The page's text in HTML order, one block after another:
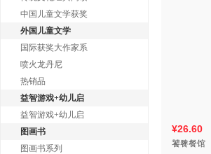
中国儿童文学获奖
外国儿童文学
国际获奖大作家系
喷火龙丹尼
热销品
益智游戏+幼儿启
益智游戏+幼儿启
图画书
图画书系列
¥26.60
饕餮餐馆